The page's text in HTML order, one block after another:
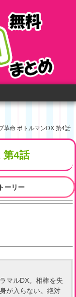
革命 ボトルマンDX 第4話
第4話
ーリー
マルDX。相棒を失
が入らない。絶対